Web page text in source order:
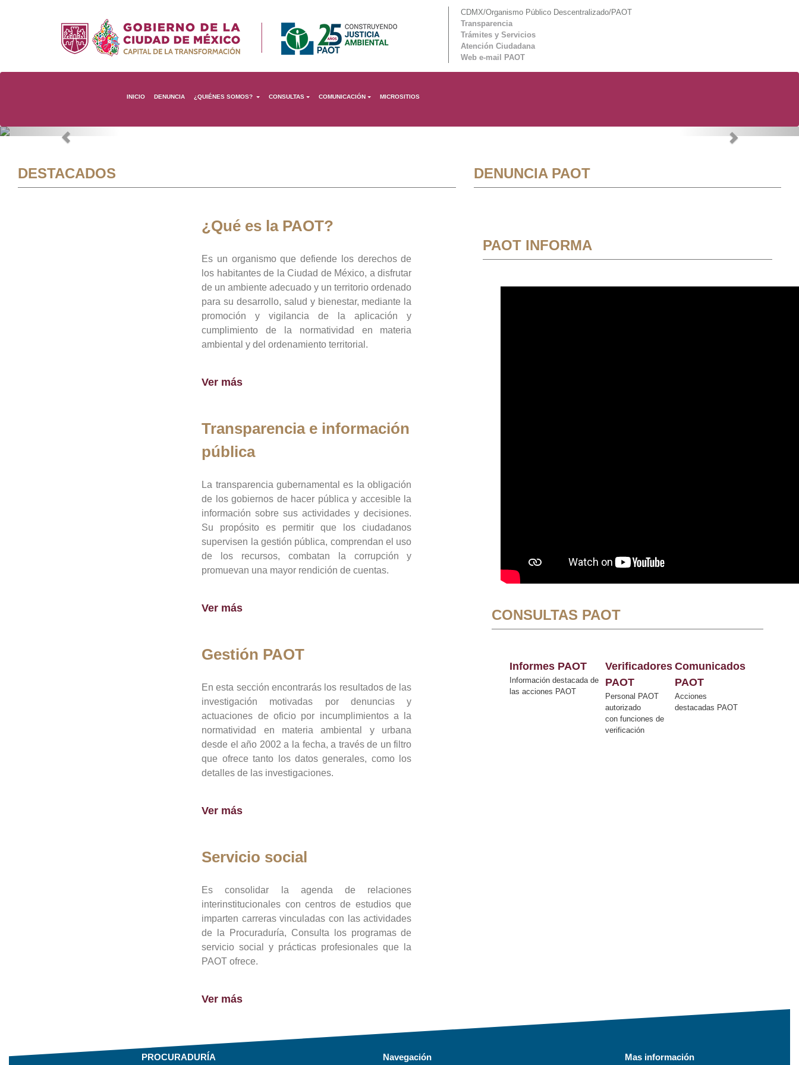
CDMX/Organismo Público Descentralizado/PAOT
Transparencia
Trámites y Servicios
Atención Ciudadana
Web e-mail PAOT
INICIO DENUNCIA ¿QUIÉNES SOMOS? CONSULTAS COMUNICACIÓN MICROSITIOS
Previous Next
DESTACADOS
¿Qué es la PAOT?
Es un organismo que defiende los derechos de
los habitantes de la Ciudad de México, a disfrutar
de un ambiente adecuado y un territorio ordenado
para su desarrollo, salud y bienestar, mediante la
promoción y vigilancia de la aplicación y
cumplimiento de la normatividad en materia
ambiental y del ordenamiento territorial.
Ver más
Transparencia e información
pública
La transparencia gubernamental es la obligación
de los gobiernos de hacer pública y accesible la
información sobre sus actividades y decisiones.
Su propósito es permitir que los ciudadanos
supervisen la gestión pública, comprendan el uso
de los recursos, combatan la corrupción y
promuevan una mayor rendición de cuentas.
Ver más
Gestión PAOT
En esta sección encontrarás los resultados de las
investigación motivadas por denuncias y
actuaciones de oficio por incumplimientos a la
normatividad en materia ambiental y urbana
desde el año 2002 a la fecha, a través de un filtro
que ofrece tanto los datos generales, como los
detalles de las investigaciones.
Ver más
Servicio social
Es consolidar la agenda de relaciones
interinstitucionales con centros de estudios que
imparten carreras vinculadas con las actividades
de la Procuraduría, Consulta los programas de
servicio social y prácticas profesionales que la
PAOT ofrece.
Ver más
DENUNCIA PAOT
PAOT INFORMA
CONSULTAS PAOT
Informes PAOT
Información destacada de
las acciones PAOT
Verificadores
PAOT
Personal PAOT
autorizado
con funciones de
verificación
Comunicados
PAOT
Acciones
destacadas PAOT
PROCURADURÍA Navegación Mas información